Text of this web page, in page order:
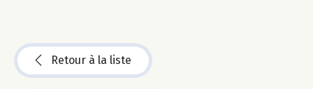
Retour à la liste